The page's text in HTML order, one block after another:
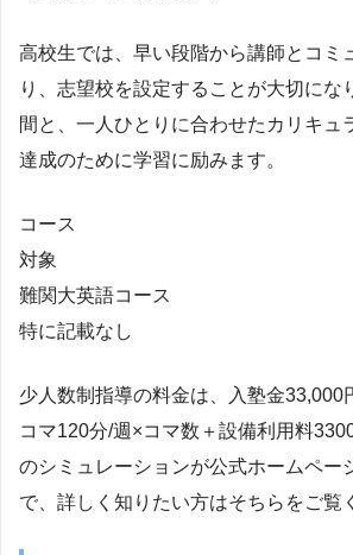
高校生では、早い段階から講師とコミ
り、志望校を設定することが大切にな
間と、一人ひとりに合わせたカリキュ
達成のために学習に励みます。
コース
対象
難関大英語コース
特に記載なし
少人数制指導の料金は、入塾金33,000
コマ120分/週×コマ数＋設備利用料
のシミュレーションが公式ホームペー
で、詳しく知りたい方はそちらをご覧